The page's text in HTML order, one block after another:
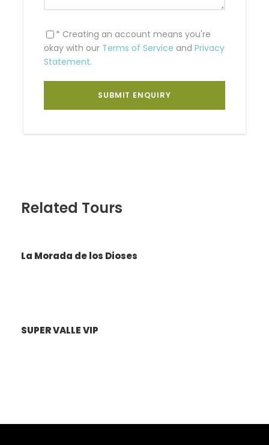
* Creating an account means you're
okay with our Terms of Service and Privacy
Statement.
Incluye
Transporte ida y vuelta
Cuatrimotos (marca honda TRX 250)
Ni seguro
Se requiere dos personas minimo en 2
Fotos
Related Tours
La Morada de los Dioses
SUPER VALLE VIP